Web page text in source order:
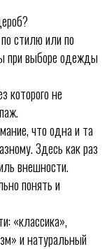
стилю или по
при выборе одежды
которого не
что одна и та
Здесь как раз
внешности.
понять и
«классика»,
и натуральный